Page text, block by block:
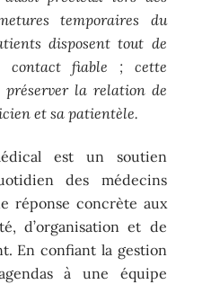
temporaires du
disposent tout de
contact fiable ; cette
la relation de
et sa patientèle.
est un soutien
des médecins
réponse concrète aux
d’organisation et de
En confiant la gestion
à une équipe